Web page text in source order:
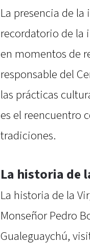
La presencia de
recordatorio de la
en momentos de
responsable del
las prácticas
es el reencuentro
tradiciones.
La historia de
La historia de la
Monseñor Pedro
Gualeguaychú,